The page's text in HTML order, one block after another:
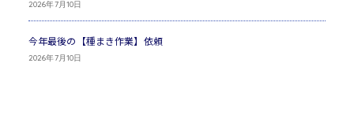
2026年7月10日
今年最後の【種まき作業】依頼
2026年7月10日